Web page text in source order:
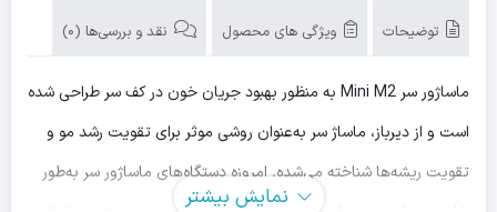
توضیحات ویژگی های محصول نقد و بررسی‌ها (0)
ماساژور سر Mini M2 به منظور بهبود جریان خون در کف سر طراحی شده
است و از دیرباز، ماساژ سر به‌عنوان روشی موثر برای تقویت رشد مو و
تقویت ریشه‌ها شناخته می‌شده. امروزه دستگاه‌های ماساژور سر به‌طور
نمایش بیشتر